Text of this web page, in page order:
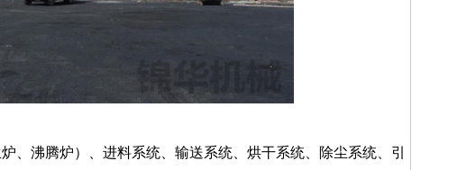
沸腾炉）、进料系统、输送系统、烘干系统、除尘系统、引